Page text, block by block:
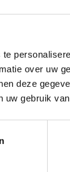
over uw
deze
uw gebruik